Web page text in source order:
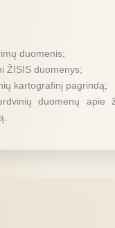
duomenis;
ŽISIS duomenys;
kartografinį pagrindą;
duomenų